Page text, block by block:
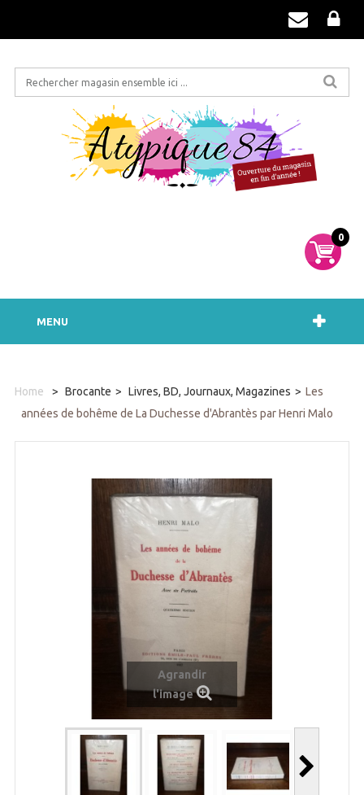
0
MENU
Home > Brocante > Livres, BD, Journaux, Magazines > Les
années de bohême de La Duchesse d'Abrantès par Henri Malo
Agrandir
l'image